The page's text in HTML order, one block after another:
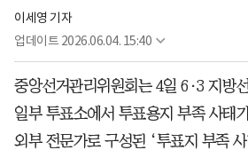
이세영 기자
업데이트 2026.06.04. 15:40
중앙선거관리위원회는 4일 6·3 지방
일부 투표소에서 투표용지 부족 사태
외부 전문가로 구성된 ‘투표지 부족